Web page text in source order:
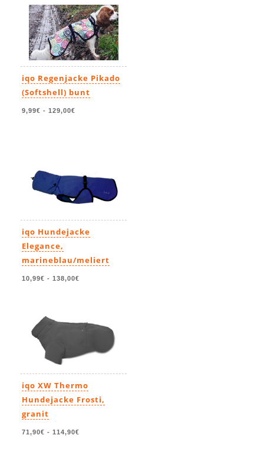
iqo Regenjacke Pikado
(Softshell) bunt
9,99€ - 129,00€
iqo Hundejacke
Elegance,
marineblau/meliert
10,99€ - 138,00€
iqo XW Thermo
Hundejacke Frosti,
granit
71,90€ - 114,90€